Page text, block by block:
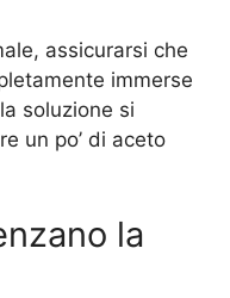
assicurarsi che
immerse
soluzione si
un po’ di aceto
la